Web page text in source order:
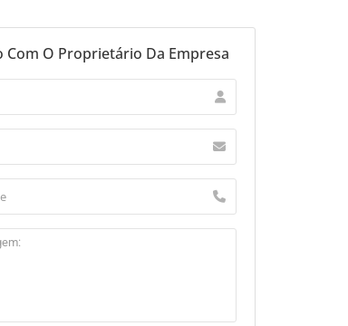
Com O Proprietário Da Empresa